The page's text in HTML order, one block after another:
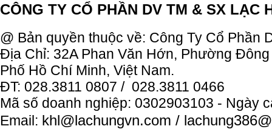
CÔNG TY CỔ PHẦN DV TM & SX LẠC
@ Bản quyền thuộc về: Công Ty Cổ Phần
Địa Chỉ: 32A Phan Văn Hớn, Phường
Phố Hồ Chí Minh, Việt Nam.
ĐT: 028.3811 0807 / 028.3811 0466
Mã số doanh nghiệp: 0302903103 - Ngày
Email: khl@lachungvn.com /